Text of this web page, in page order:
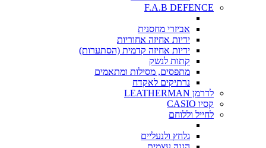
F.A.B DEFENCE
אביזרי מחסנית
ידיות אחיזה אחוריות
ידיות אחיזה קדמית (הסתערות)
קתות לנשק
מתפסים, מסילות ומתאמים
נרתיקים לאקדח
לדרמן LEATHERMAN
קסיו CASIO
לחייל וללוחם
גלחץ ולנעליים